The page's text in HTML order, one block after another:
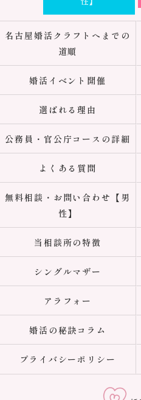
名古屋婚活クラフトへまでの
道順
婚活イベント開催
選ばれる理由
公務員・官公庁コースの詳細
よくある質問
無料相談・お問い合わせ【男
性】
当相談所の特徴
シングルマザー
アラフォー
婚活の秘訣コラム
プライバシーポリシー